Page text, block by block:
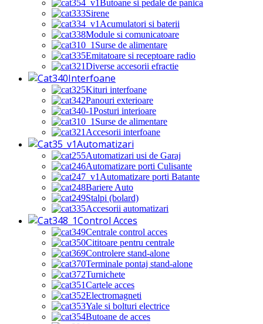
Butoane si pedale de panica
Sirene
Acumulatori si baterii
Module si comunicatoare
Surse de alimentare
Emitatoare si receptoare radio
Diverse accesorii efractie
Interfoane
Kituri interfoane
Panouri exterioare
Posturi interioare
Surse de alimentare
Accesorii interfoane
Automatizari
Automatizari usi de Garaj
Automatizare porti Culisante
Automatizare porti Batante
Bariere Auto
Stalpi (bolard)
Accesorii automatizari
Control Acces
Centrale control acces
Cititoare pentru centrale
Controlere stand-alone
Terminale pontaj stand-alone
Turnichete
Cartele acces
Electromagneti
Yale si bolturi electrice
Butoane de acces